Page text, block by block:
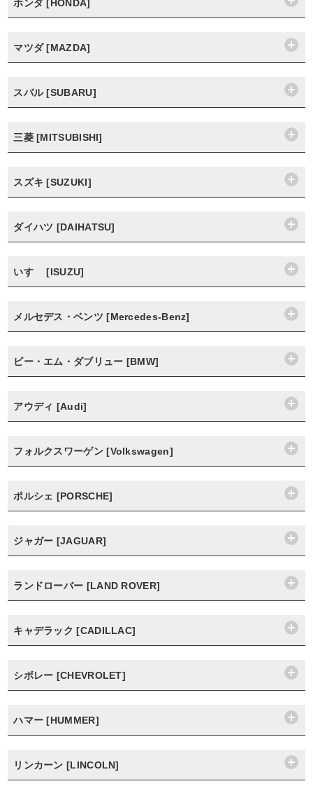
ホンダ [HONDA]
マツダ [MAZDA]
スバル [SUBARU]
三菱 [MITSUBISHI]
スズキ [SUZUKI]
ダイハツ [DAIHATSU]
いすゞ [ISUZU]
メルセデス・ベンツ [Mercedes-Benz]
ビー・エム・ダブリュー [BMW]
アウディ [Audi]
フォルクスワーゲン [Volkswagen]
ポルシェ [PORSCHE]
ジャガー [JAGUAR]
ランドローバー [LAND ROVER]
キャデラック [CADILLAC]
シボレー [CHEVROLET]
ハマー [HUMMER]
リンカーン [LINCOLN]